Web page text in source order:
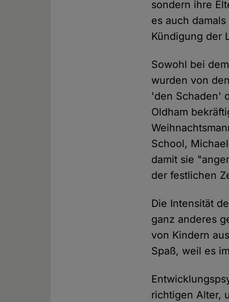
sondern ihre
es auch
Kündigung der
Sowohl bei
wurden von
'den Schaden'
Oldham
School,
damit sie
der festlichen
Die Intensität
ganz anderes
von Kindern
Spaß, weil es
richtigen Alter,